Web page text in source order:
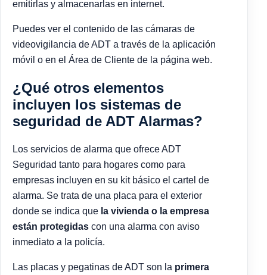
emitirlas y almacenarlas en internet.
Puedes ver el contenido de las cámaras de
videovigilancia de ADT a través de la aplicación
móvil o en el Área de Cliente de la página web.
¿Qué otros elementos
incluyen los sistemas de
seguridad de ADT Alarmas?
Los servicios de alarma que ofrece ADT
Seguridad tanto para hogares como para
empresas incluyen en su kit básico el cartel de
alarma. Se trata de una placa para el exterior
donde se indica que la vivienda o la empresa
están protegidas con una alarma con aviso
inmediato a la policía.
Las placas y pegatinas de ADT son la primera